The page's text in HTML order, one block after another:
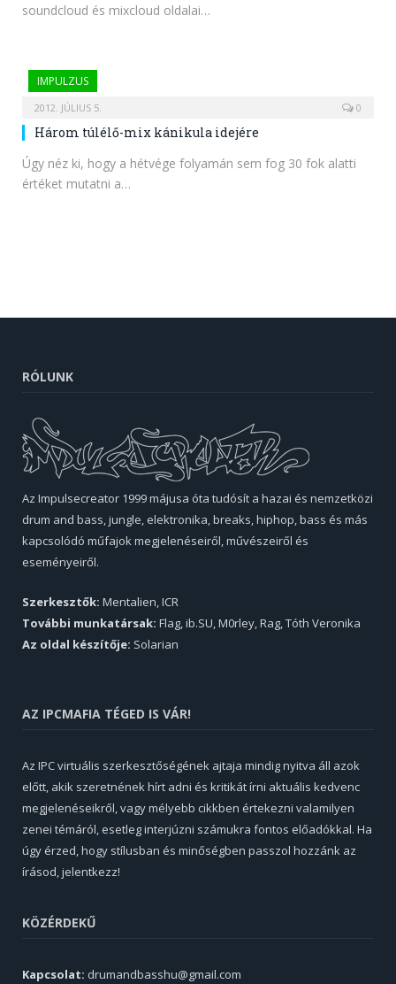
soundcloud és mixcloud oldalai…
IMPULZUS
2012. JÚLIUS 5. 0
Három túlélő-mix kánikula idejére
Úgy néz ki, hogy a hétvége folyamán sem fog 30 fok alatti
értéket mutatni a…
RÓLUNK
Az Impulsecreator 1999 májusa óta tudósít a hazai és nemzetközi
drum and bass, jungle, elektronika, breaks, hiphop, bass és más
kapcsolódó műfajok megjelenéseiről, művészeiről és
eseményeiről.
Szerkesztők: Mentalien, ICR
További munkatársak: Flag, ib.SU, M0rley, Rag, Tóth Veronika
Az oldal készítője: Solarian
AZ IPCMAFIA TÉGED IS VÁR!
Az IPC virtuális szerkesztőségének ajtaja mindig nyitva áll azok
előtt, akik szeretnének hírt adni és kritikát írni aktuális kedvenc
megjelenéseikről, vagy mélyebb cikkben értekezni valamilyen
zenei témáról, esetleg interjúzni számukra fontos előadókkal. Ha
úgy érzed, hogy stílusban és minőségben passzol hozzánk az
írásod, jelentkezz!
KÖZÉRDEKŰ
Kapcsolat: drumandbasshu@gmail.com